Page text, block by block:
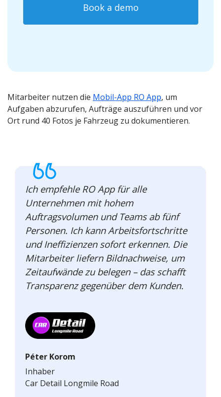
Book a demo
Mitarbeiter nutzen die Mobil-App RO App, um
Aufgaben abzurufen, Aufträge auszuführen und vor
Ort rund 40 Fotos je Fahrzeug zu dokumentieren.
Ich empfehle RO App für alle
Unternehmen mit hohem
Auftragsvolumen und Teams ab fünf
Personen. Ich kann Arbeitsfortschritte
und Ineffizienzen sofort erkennen. Die
Mitarbeiter liefern Bildnachweise, um
Zeitaufwände zu belegen – das schafft
Transparenz gegenüber dem Kunden.
Péter Korom
Inhaber
Car Detail Longmile Road